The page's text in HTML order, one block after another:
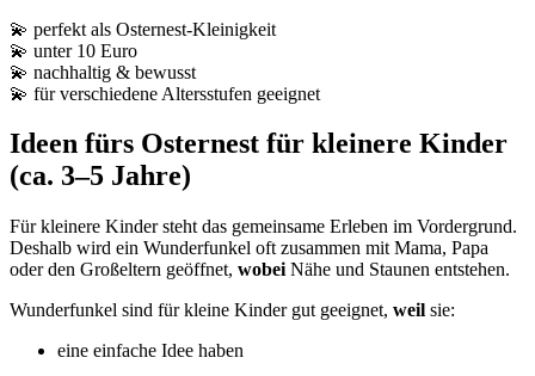
💫 perfekt als Osternest-Kleinigkeit
💫 unter 10 Euro
💫 nachhaltig & bewusst
💫 für verschiedene Altersstufen geeignet
Ideen fürs Osternest für kleinere Kinder
(ca. 3–5 Jahre)
Für kleinere Kinder steht das gemeinsame Erleben im Vordergrund.
Deshalb wird ein Wunderfunkel oft zusammen mit Mama, Papa
oder den Großeltern geöffnet, wobei Nähe und Staunen entstehen.
Wunderfunkel sind für kleine Kinder gut geeignet, weil sie:
eine einfache Idee haben